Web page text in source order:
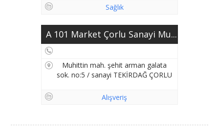
Sağlık
A 101 Market Çorlu Sanayi Mu...
Muhittin mah. şehit arman galata
sok. no:5 / sanayi TEKİRDAĞ ÇORLU
Alışveriş